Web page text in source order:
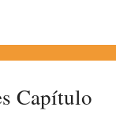
Capítulo